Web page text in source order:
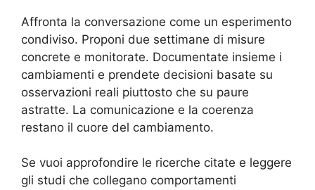
Affronta la conversazione come un esperimento
condiviso. Proponi due settimane di misure
concrete e monitorate. Documentate insieme i
cambiamenti e prendete decisioni basate su
osservazioni reali piuttosto che su paure
astratte. La comunicazione e la coerenza
restano il cuore del cambiamento.
Se vuoi approfondire le ricerche citate e leggere
gli studi che collegano comportamenti